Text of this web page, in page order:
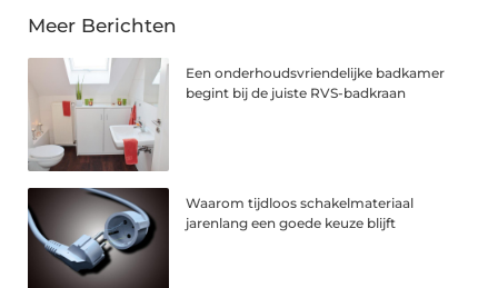
Meer Berichten
Een onderhoudsvriendelijke badkamer
begint bij de juiste RVS-badkraan
Waarom tijdloos schakelmateriaal
jarenlang een goede keuze blijft